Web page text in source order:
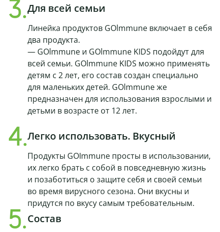
Для всей семьи
Линейка продуктов GOlmmune включает в себя
два продукта.
— GOlmmune и GOlmmune KIDS подойдут для
всей семьи. GOlmmune KIDS можно применять
детям с 2 лет, его состав создан специально
для маленьких детей. GOlmmune же
предназначен для использования взрослыми и
детьми в возрасте от 12 лет.
Легко использовать. Вкусный
Продукты GOImmune просты в использовании,
их легко брать с собой в повседневную жизнь
и позаботиться о защите себя и своей семьи
во время вирусного сезона. Они вкусны и
придутся по вкусу самым требовательным.
Состав